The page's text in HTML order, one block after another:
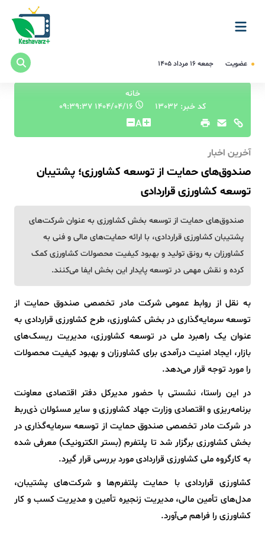
عضویت جمعه ۱۶ مرداد ۱۴۰۵
خانه
کد خبر: 13032
A
آخرین اخبار
صندوق‌های حمایت از توسعه کشاورزی‎‎؛ پشتیبان
توسعه کشاورزی قراردادی
صندوق‌های حمایت از توسعه بخش کشاورزی به عنوان شرکت‌های
پشتیبان کشاورزی قراردادی، با ارائه حمایت‌های مالی و فنی به
کشاورزان به رونق تولید و بهبود کیفیت محصولات کشاورزی کمک
کرده و نقش مهمی در توسعه پایدار این بخش ایفا می‌کنند.
به نقل از روابط عمومی شرکت مادر تخصصی صندوق حمایت از
توسعه سرمایه‌گذاری در بخش کشاورزی، طرح کشاورزی قراردادی به
عنوان یک راهبرد ملی در توسعه کشاورزی، مدیریت ریسک‌های
بازار، ایجاد امنیت درآمدی برای کشاورزان و بهبود کیفیت محصولات
را مورد توجه قرار می‌دهد.
در این راستا، نشستی با حضور مدیرکل دفتر اقتصادی معاونت
برنامه‌ریزی و اقتصادی وزارت جهاد کشاورزی و سایر مسئولان ذی‌ربط
در شرکت مادر تخصصی صندوق حمایت از توسعه سرمایه‌گذاری در
بخش کشاورزی برگزار شد تا پلتفرم (بستر الکترونیک) معرفی شده
به کارگروه ملی کشاورزی قراردادی مورد بررسی قرار گیرد.
کشاورزی قراردادی با حمایت پلتفرم‌ها و شرکت‌های پشتیبان،
مدل‌های تأمین مالی، مدیریت زنجیره تأمین و مدیریت کسب و کار
کشاورزی را فراهم می‌آورد.